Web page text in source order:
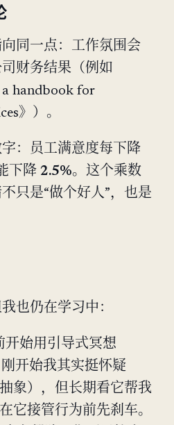
同一点：工作氛围会
财务结果（例如
a handbook for
》）。
：员工满意度每下降
下降 2.5%。这个乘数
只是“做个好人”，也是
也仍在学习中：
开始用引导式冥想
开始我其实挺怀疑
象），但长期看它帮我
它接管行为前先刹车。